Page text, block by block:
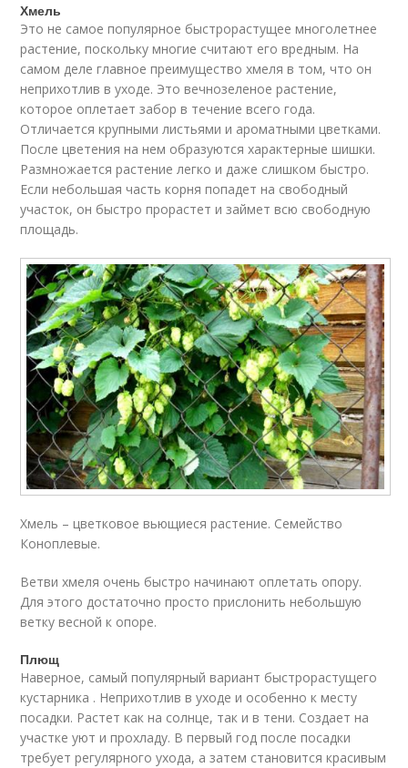
Хмель
Это не самое популярное быстрорастущее многолетнее
растение, поскольку многие считают его вредным. На
самом деле главное преимущество хмеля в том, что он
неприхотлив в уходе. Это вечнозеленое растение,
которое оплетает забор в течение всего года.
Отличается крупными листьями и ароматными цветками.
После цветения на нем образуются характерные шишки.
Размножается растение легко и даже слишком быстро.
Если небольшая часть корня попадет на свободный
участок, он быстро прорастет и займет всю свободную
площадь.
Хмель – цветковое вьющиеся растение. Семейство
Коноплевые.
Ветви хмеля очень быстро начинают оплетать опору.
Для этого достаточно просто прислонить небольшую
ветку весной к опоре.
Плющ
Наверное, самый популярный вариант быстрорастущего
кустарника . Неприхотлив в уходе и особенно к месту
посадки. Растет как на солнце, так и в тени. Создает на
участке уют и прохладу. В первый год после посадки
требует регулярного ухода, а затем становится красивым